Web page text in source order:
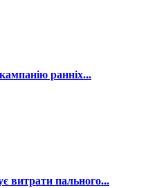
ранніх...
витрати пального...